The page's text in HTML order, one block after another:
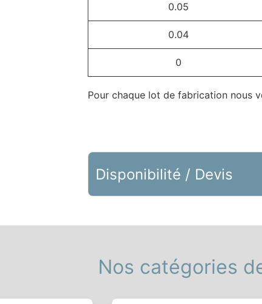
0.05
0.04
0
Pour chaque lot de fabrication nous
Disponibilité / Devis
Nos catégories